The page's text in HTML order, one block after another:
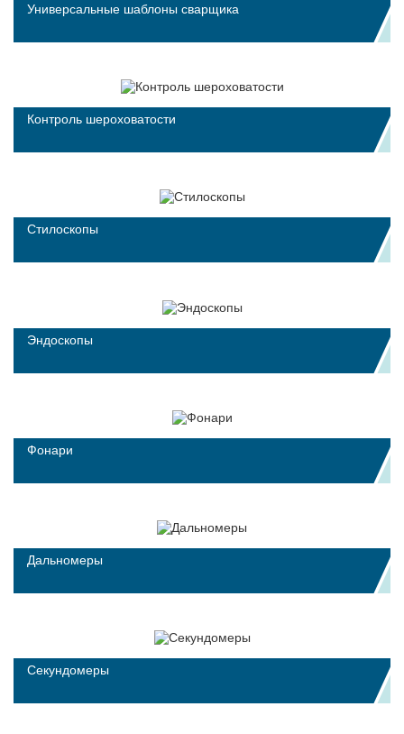
Универсальные шаблоны сварщика
Контроль шероховатости
Стилоскопы
Эндоскопы
Фонари
Дальномеры
Секундомеры